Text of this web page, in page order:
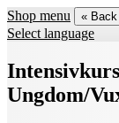
Shop menu « Back
Select language
Ungdom/